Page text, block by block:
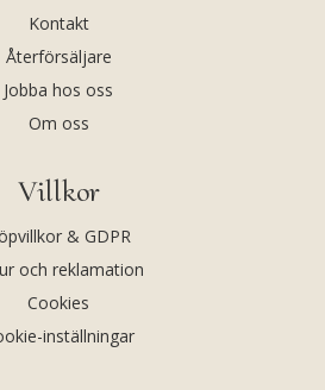
Kontakt
Återförsäljare
Jobba hos oss
Om oss
Villkor
& GDPR
och reklamation
Cookies
inställningar